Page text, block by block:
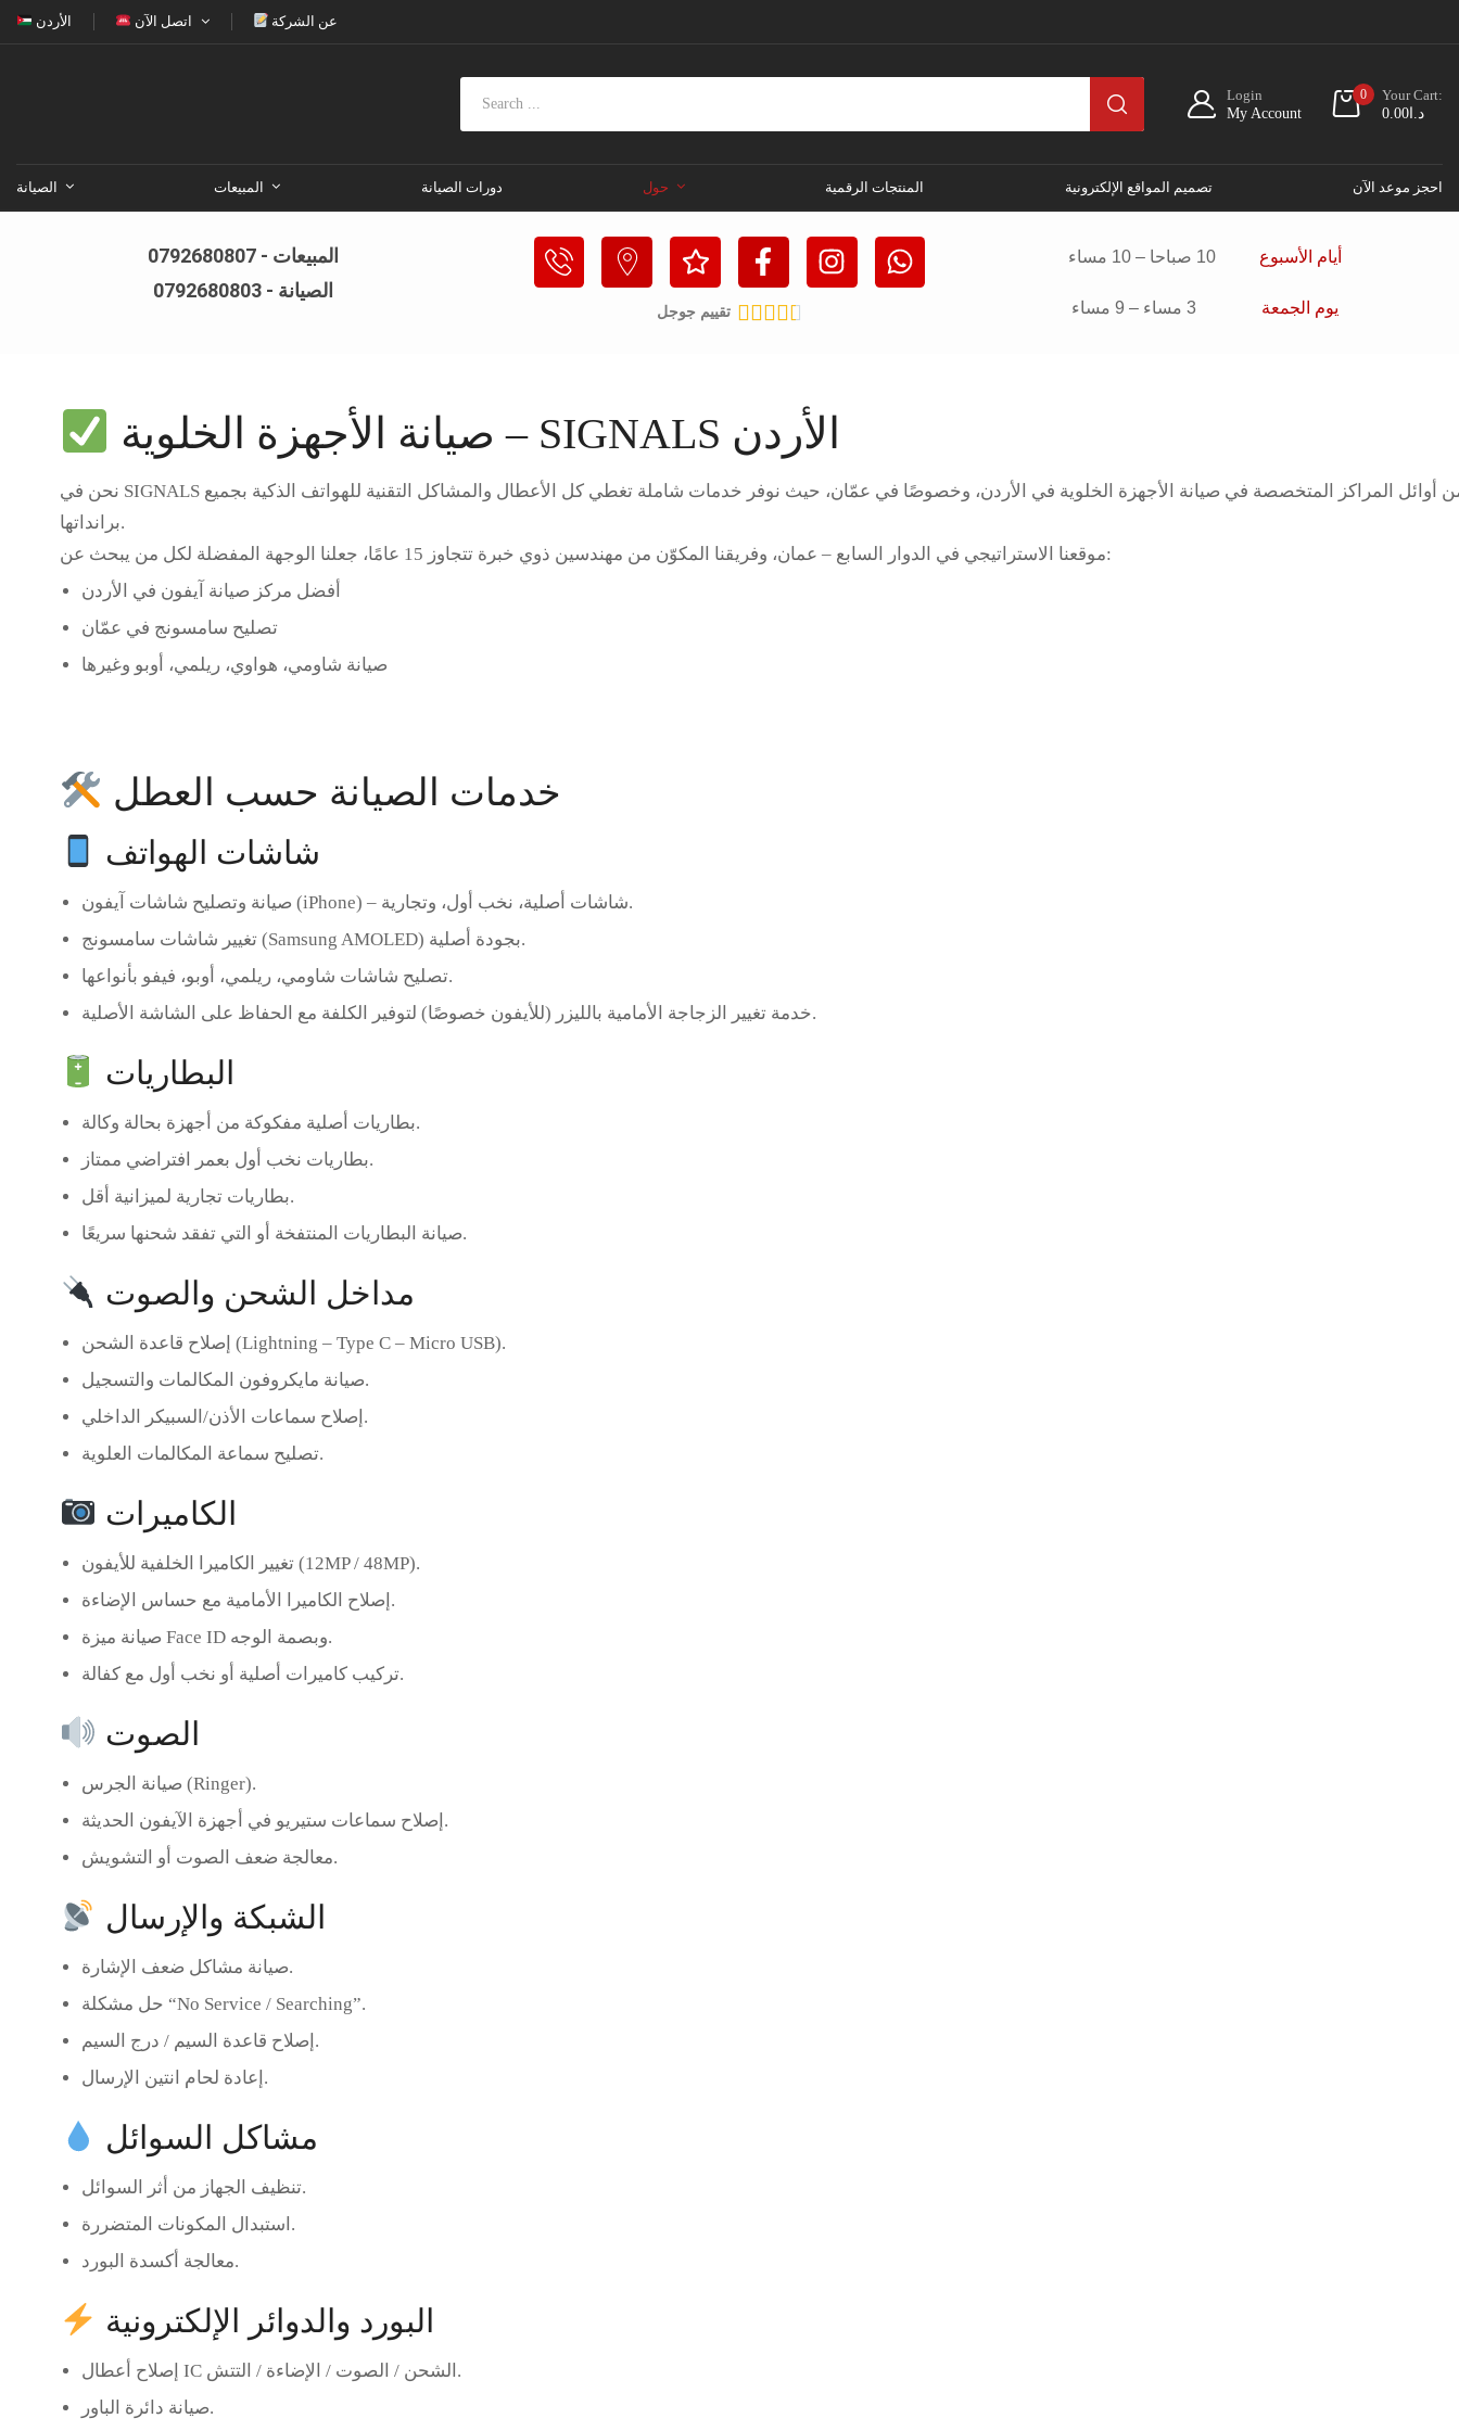
الأردن اتصل الآن عن الشركة
Login
My Account
0
Your Cart:
د.ا 0.00
الصيانة المبيعات دورات الصيانة حول المنتجات الرقمية تصميم المواقع الإلكترونية احجز موعد الآن
المبيعات - 0792680807
الصيانة - 0792680803
تقييم جوجل 
أيام الأسبوع 10 صباحا – 10 مساء
يوم الجمعة 3 مساء – 9 مساء
صيانة الأجهزة الخلوية – SIGNALS الأردن
SIGNALS أوائل المراكز المتخصصة في صيانة الأجهزة الخلوية في الأردن، وخصوصًا في عمّان، حيث نوفر خدمات شاملة تغطي كل الأعطال والمشاكل التقنية للهواتف الذكية بجميع
برانداتها.
موقعنا الاستراتيجي في الدوار السابع – عمان
، وفريقنا المكوّن من مهندسين ذوي خبرة تتجاوز 15 عامًا، جعلنا الوجهة المفضلة لكل من يبحث عن:
أفضل مركز صيانة آيفون في الأردن
تصليح سامسونج في عمّان
صيانة شاومي، هواوي، ريلمي، أوبو وغيرها
خدمات الصيانة حسب العطل
شاشات الهواتف
صيانة وتصليح شاشات آيفون (iPhone)
– شاشات أصلية، نخب أول، وتجارية.
تغيير شاشات سامسونج (Samsung AMOLED)
بجودة أصلية.
تصليح شاشات شاومي، ريلمي، أوبو، فيفوبأنواعها.
خدمة تغيير الزجاجة الأمامية بالليزر(للأيفون خصوصًا) لتوفير الكلفة مع الحفاظ على الشاشة الأصلية.
البطاريات
بطاريات أصليةمفكوكة من أجهزة بحالة وكالة.
بطاريات نخب أولبعمر افتراضي ممتاز.
بطاريات تجاريةلميزانية أقل.
صيانة البطاريات المنتفخة أو التي تفقد شحنها سريعًا.
مداخل الشحن والصوت
إصلاح قاعدة الشحن (Lightning – Type C – Micro USB).
صيانة مايكروفون المكالمات والتسجيل
.
إصلاح سماعات الأذن/السبيكر الداخلي
.
تصليح سماعة المكالمات العلوية.
الكاميرات
تغيير الكاميرا الخلفية للأيفون (12MP / 48MP).
إصلاح الكاميرا الأمامية مع حساس الإضاءة.
Face ID
وبصمة الوجه.
تركيب كاميرات أصلية أو نخب أول مع كفالة.
الصوت
صيانة الجرس (Ringer).
إصلاح سماعات ستيريو في أجهزة الآيفون الحديثة.
معالجة ضعف الصوت أو التشويش.
الشبكة والإرسال
صيانة مشاكل ضعف الإشارة.
حل مشكلة “No Service / Searching”.
إصلاح قاعدة السيم / درج السيم.
إعادة لحام انتين الإرسال.
مشاكل السوائل
تنظيف الجهاز من أثر السوائل.
استبدال المكونات المتضررة.
معالجة أكسدة البورد.
البورد والدوائر الإلكترونية
IC الشحن / الصوت / الإضاءة / التتش .
صيانة دائرة الباور.